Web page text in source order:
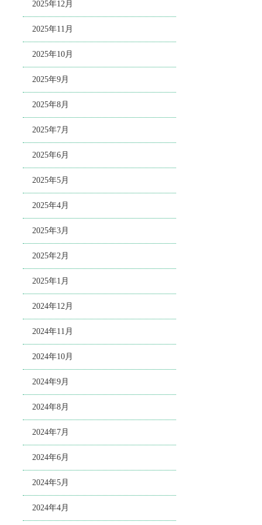
2025年12月
2025年11月
2025年10月
2025年9月
2025年8月
2025年7月
2025年6月
2025年5月
2025年4月
2025年3月
2025年2月
2025年1月
2024年12月
2024年11月
2024年10月
2024年9月
2024年8月
2024年7月
2024年6月
2024年5月
2024年4月